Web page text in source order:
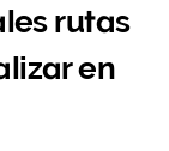
rutas
en